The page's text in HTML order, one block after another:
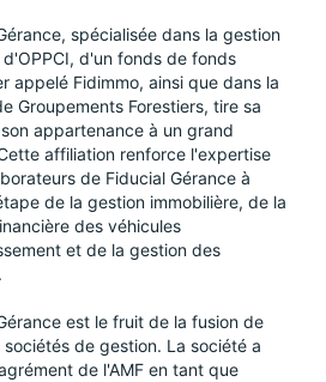
spécialisée dans la gestion
d'OPPCI, d'un fonds de fonds
appelé Fidimmo, ainsi que dans la
Groupements Forestiers, tire sa
appartenance à un grand
affiliation renforce l'expertise
de Fiducial Gérance à
de la gestion immobilière, de la
des véhicules
et de la gestion des
est le fruit de la fusion de
sociétés de gestion. La société a
de l'AMF en tant que